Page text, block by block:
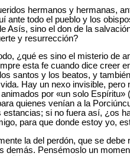
hermanos y hermanas,
ante todo el pueblo y los
Asís, sino el don de la
y resurrección?
¿qué es sino el misterio de
esta fe cuando dice creer
santos y los beatos, y
Hay un nexo invisible,
por «un solo Espíritu»
quienes venían a la
si no fuera así, ¿os
para que donde estoy yo,
la del perdón, que se
demás. Pensémoslo un